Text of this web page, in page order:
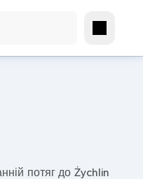
потяг до Żychlin